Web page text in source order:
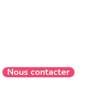
Nous contacter